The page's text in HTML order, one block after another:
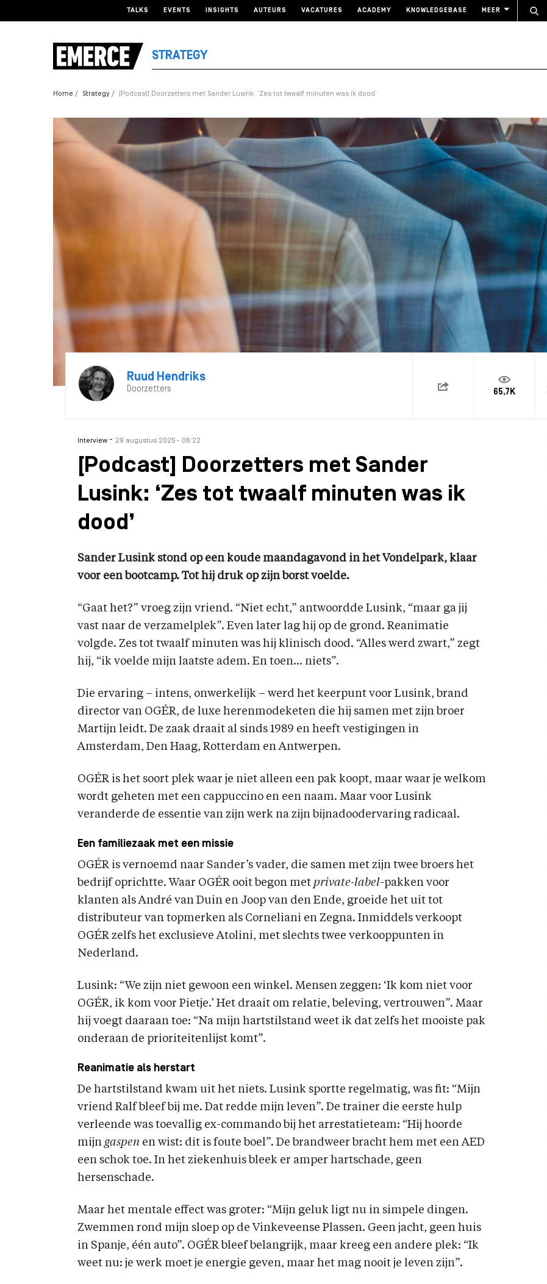
TALKS EVENTS INSIGHTS AUTEURS VACATURES ACADEMY KNOWLEDGEBASE MEER
STRATEGY
Home Strategy [Podcast] Doorzetters met Sander Lusink: ‘Zes tot twaalf minuten was ik dood’
Ruud Hendriks
Doorzetters 65,7K
Interview - 29 augustus 2025 - 06:22
[Podcast] Doorzetters met Sander
Lusink: ‘Zes tot twaalf minuten was ik
dood’
Sander Lusink stond op een koude maandagavond in het Vondelpark, klaar
voor een bootcamp. Tot hij druk op zijn borst voelde.
“Gaat het?” vroeg zijn vriend. “Niet echt,” antwoordde Lusink, “maar ga jij
vast naar de verzamelplek”. Even later lag hij op de grond. Reanimatie
volgde. Zes tot twaalf minuten was hij klinisch dood. “Alles werd zwart,” zegt
hij, “ik voelde mijn laatste adem. En toen… niets”.
Die ervaring – intens, onwerkelijk – werd het keerpunt voor Lusink, brand
director van OGÉR, de luxe herenmodeketen die hij samen met zijn broer
Martijn leidt. De zaak draait al sinds 1989 en heeft vestigingen in
Amsterdam, Den Haag, Rotterdam en Antwerpen.
OGÉR is het soort plek waar je niet alleen een pak koopt, maar waar je welkom
wordt geheten met een cappuccino en een naam. Maar voor Lusink
veranderde de essentie van zijn werk na zijn bijnadoodervaring radicaal.
Een familiezaak met een missie
OGÉR is vernoemd naar Sander’s vader, die samen met zijn twee broers het
bedrijf oprichtte. Waar OGÉR ooit begon met private-label-pakken voor
klanten als André van Duin en Joop van den Ende, groeide het uit tot
distributeur van topmerken als Corneliani en Zegna. Inmiddels verkoopt
OGÉR zelfs het exclusieve Atolini, met slechts twee verkooppunten in
Nederland.
Lusink: “We zijn niet gewoon een winkel. Mensen zeggen: ‘Ik kom niet voor
OGÉR, ik kom voor Pietje.’ Het draait om relatie, beleving, vertrouwen”. Maar
hij voegt daaraan toe: “Na mijn hartstilstand weet ik dat zelfs het mooiste pak
onderaan de prioriteitenlijst komt”.
Reanimatie als herstart
De hartstilstand kwam uit het niets. Lusink sportte regelmatig, was fit: “Mijn
vriend Ralf bleef bij me. Dat redde mijn leven”. De trainer die eerste hulp
verleende was toevallig ex-commando bij het arrestatieteam: “Hij hoorde
mijn gaspen en wist: dit is foute boel”. De brandweer bracht hem met een AED
een schok toe. In het ziekenhuis bleek er amper hartschade, geen
hersenschade.
Maar het mentale effect was groter: “Mijn geluk ligt nu in simpele dingen.
Zwemmen rond mijn sloep op de Vinkeveense Plassen. Geen jacht, geen huis
in Spanje, één auto”. OGÉR bleef belangrijk, maar kreeg een andere plek: “Ik
weet nu: je werk moet je energie geven, maar het mag nooit je leven zijn”.